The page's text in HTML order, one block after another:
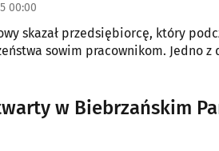
00:00
skazał przedsiębiorcę, który
sowim pracownikom. Jedno z
w Biebrzańskim